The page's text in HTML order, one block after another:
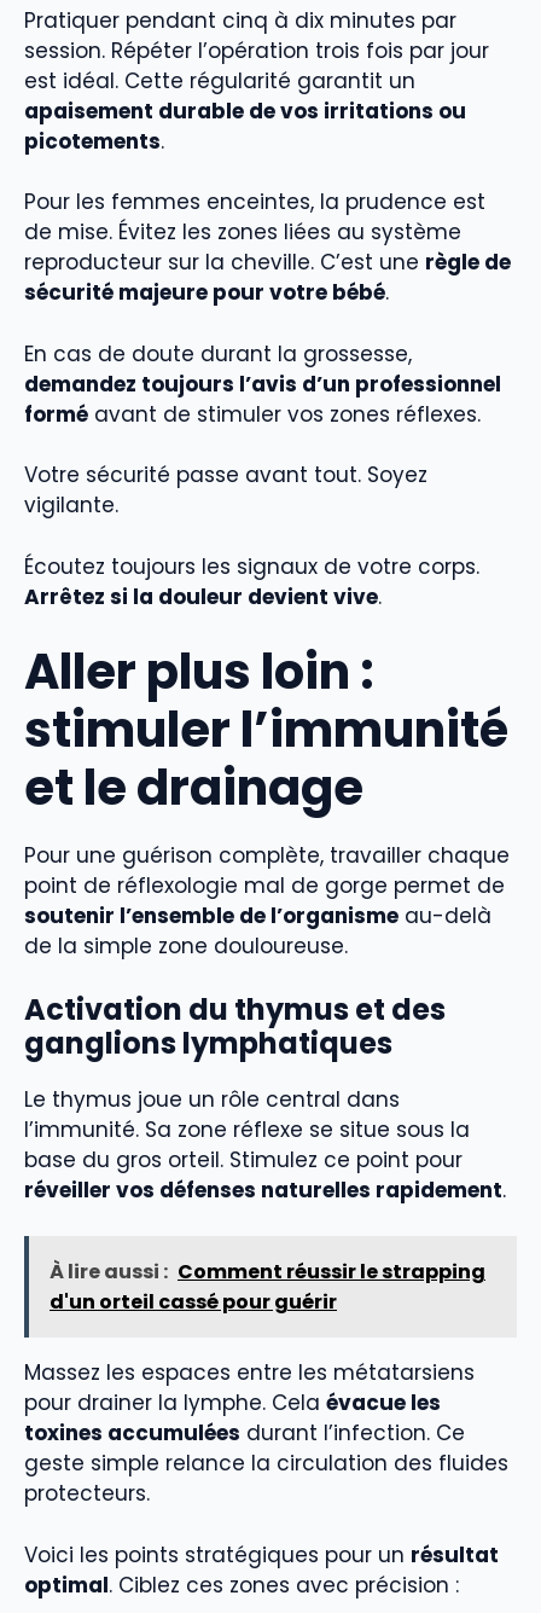
Pratiquer pendant cinq à dix minutes par
session. Répéter l’opération trois fois par jour
est idéal. Cette régularité garantit un
apaisement durable de vos irritations ou
picotements.
Pour les femmes enceintes, la prudence est
de mise. Évitez les zones liées au système
reproducteur sur la cheville. C’est une règle de
sécurité majeure pour votre bébé.
En cas de doute durant la grossesse,
demandez toujours l’avis d’un professionnel
formé avant de stimuler vos zones réflexes.
Votre sécurité passe avant tout. Soyez
vigilante.
Écoutez toujours les signaux de votre corps.
Arrêtez si la douleur devient vive.
Aller plus loin :
stimuler l’immunité
et le drainage
Pour une guérison complète, travailler chaque
point de réflexologie mal de gorge permet de
soutenir l’ensemble de l’organisme au-delà
de la simple zone douloureuse.
Activation du thymus et des
ganglions lymphatiques
Le thymus joue un rôle central dans
l’immunité. Sa zone réflexe se situe sous la
base du gros orteil. Stimulez ce point pour
réveiller vos défenses naturelles rapidement.
À lire aussi : Comment réussir le strapping
d'un orteil cassé pour guérir
Massez les espaces entre les métatarsiens
pour drainer la lymphe. Cela évacue les
toxines accumulées durant l’infection. Ce
geste simple relance la circulation des fluides
protecteurs.
Voici les points stratégiques pour un résultat
optimal. Ciblez ces zones avec précision :